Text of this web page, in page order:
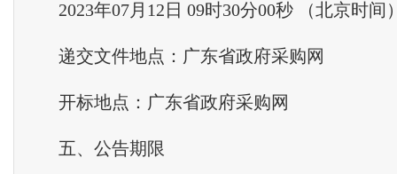
2023年07月12日 09时30分00秒 （北京时间
递交文件地点：广东省政府采购网
开标地点：广东省政府采购网
五、公告期限